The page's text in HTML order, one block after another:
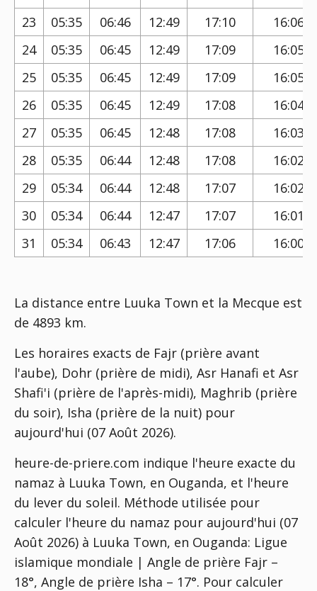
23
05:35 06:46 12:49 17:10
16:06
24
05:35 06:45 12:49 17:09
16:05
25
05:35 06:45 12:49 17:09
16:05
26
05:35 06:45 12:49 17:08
16:04
27
05:35 06:45 12:48 17:08
16:03
28
05:35 06:44 12:48 17:08
16:02
29
05:34 06:44 12:48 17:07
16:02
30
05:34 06:44 12:47 17:07
16:01
31
05:34 06:43 12:47 17:06 16:00
La distance entre Luuka Town et la Mecque est
de 4893 km.
Les horaires exacts de Fajr (prière avant
l'aube), Dohr (prière de midi), Asr Hanafi et Asr
Shafi'i (prière de l'après-midi), Maghrib (prière
du soir), Isha (prière de la nuit) pour
aujourd'hui (07 Août 2026).
heure-de-priere.com indique l'heure exacte du
namaz à Luuka Town, en Ouganda, et l'heure
du lever du soleil. Méthode utilisée pour
calculer l'heure du namaz pour aujourd'hui (07
Août 2026) à Luuka Town, en Ouganda: Ligue
islamique mondiale | Angle de prière Fajr –
18°, Angle de prière Isha – 17°. Pour calculer